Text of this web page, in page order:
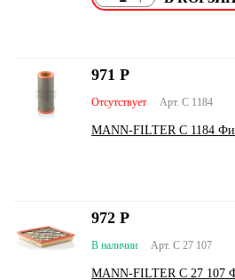
Арт. C 1184
Отсутствует
MANN-FILTER C 1184
971 Р
Арт. C 27 107
В наличии
MANN-FILTER C 27 107
972 Р